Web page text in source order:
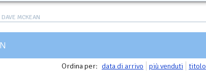
MCKEAN
Ordina per: data di arrivo più venduti titolo